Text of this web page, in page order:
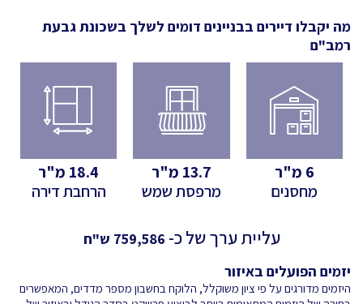
מה יקבלו דיירים בבניינים דומים לשלך בשכונת גבעת
רמב"ם
6 מ"ר
מחסנים
13.7 מ"ר
מרפסת שמש
18.4 מ"ר
הרחבת דירה
עליית ערך של כ-
ש"ח
יזמים הפועלים באיזור
היזמים מדורגים על פי ציון משוקלל, הלוקח בחשבון מספר מדדים, המאפשרים